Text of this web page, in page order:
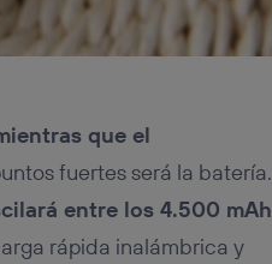
que el
fuertes será la batería.
entre los 4.500 mAh
rápida inalámbrica y